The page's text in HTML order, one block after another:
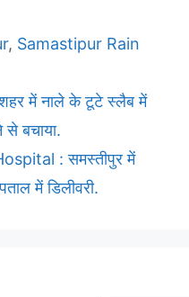
, Samastipur Rain
में नाले के टूटे स्लैब में
से बचाया.
: समस्तीपुर में
में डिलीवरी.